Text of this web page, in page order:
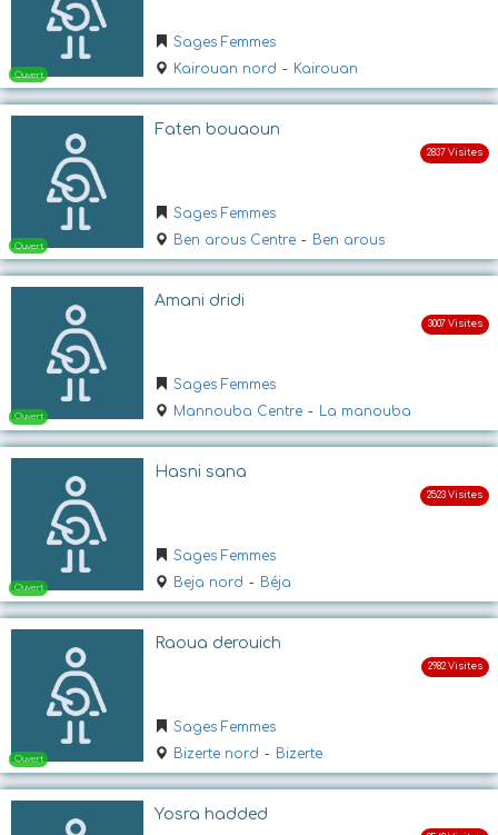
Ouvert
Ouvert
Sages Femmes
Kairouan nord - Kairouan
Faten bouaoun
Sages Femmes
Ben arous Centre - Ben arous
Amani dridi
Sages Femmes
Mannouba Centre - La manouba
Hasni sana
Sages Femmes
Beja nord - Béja
Raoua derouich
Sages Femmes
Bizerte nord - Bizerte
Yosra hadded